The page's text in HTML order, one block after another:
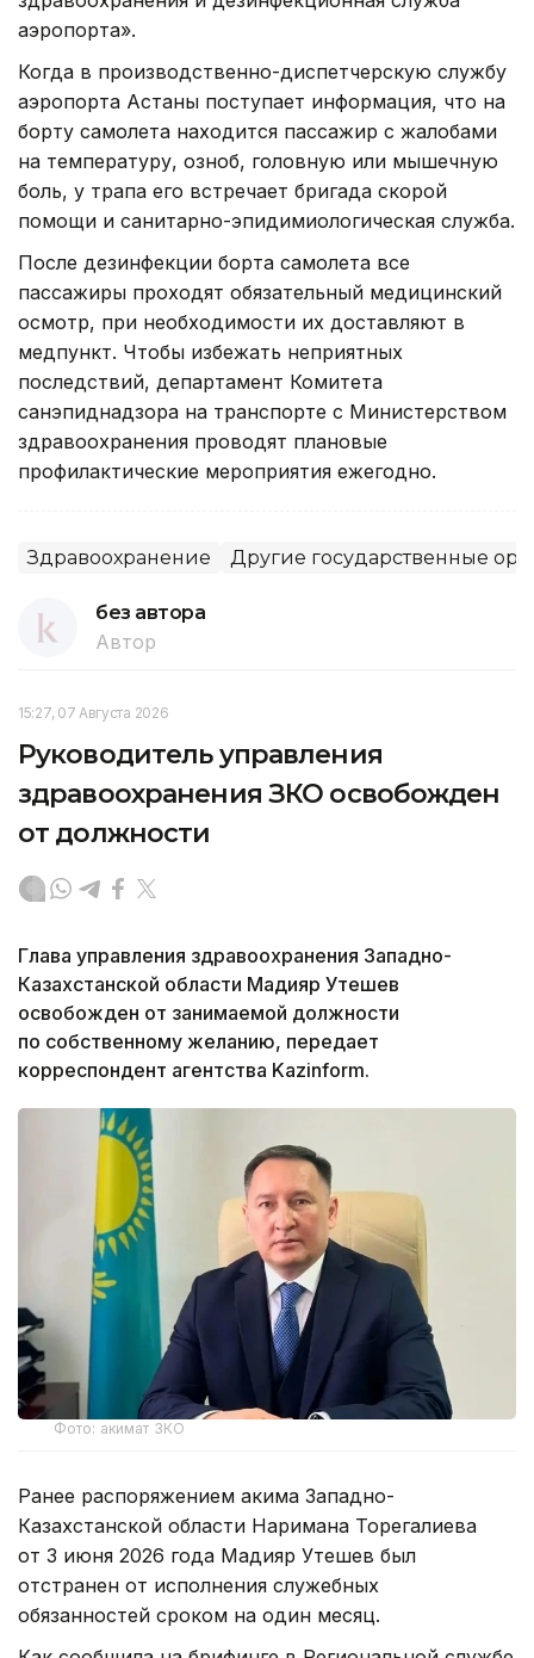
аэропорта».
Когда в производственно-диспетчерскую службу
аэропорта Астаны поступает информация, что на
борту самолета находится пассажир с жалобами
на температуру, озноб, головную или мышечную
боль, у трапа его встречает бригада скорой
помощи и санитарно-эпидимиологическая служба.
После дезинфекции борта самолета все
пассажиры проходят обязательный медицинский
осмотр, при необходимости их доставляют в
медпункт. Чтобы избежать неприятных
последствий, департамент Комитета
санэпиднадзора на транспорте с Министерством
здравоохранения проводят плановые
профилактические мероприятия ежегодно.
Здравоохранение Другие государственные
без автора
Автор
15:27, 07 Августа 2026
Руководитель управления
здравоохранения ЗКО освобожден
от должности
Глава управления здравоохранения Западно-
Казахстанской области Мадияр Утешев
освобожден от занимаемой должности
по собственному желанию, передает
корреспондент агентства Kazinform.
Фото: акимат ЗКО
Ранее распоряжением акима Западно-
Казахстанской области Наримана Торегалиева
от 3 июня 2026 года Мадияр Утешев был
отстранен от исполнения служебных
обязанностей сроком на один месяц.